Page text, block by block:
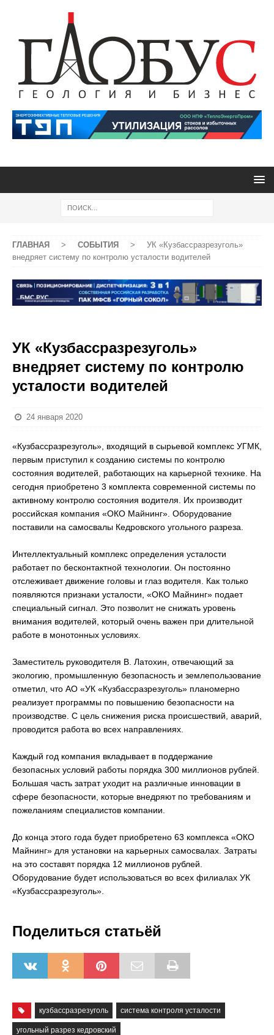
ГЛАВНАЯ > СОБЫТИЯ >
УК «Кузбассразрезуголь»
внедряет систему по контролю усталости водителей
УК «Кузбассразрезуголь»
внедряет систему по контролю
усталости водителей
24 января 2020
«Кузбассразрезуголь», входящий в сырьевой комплекс УГМК,
первым приступил к созданию системы по контролю
состояния водителей, работающих на карьерной технике. На
сегодня приобретено 3 комплекта современной системы по
активному контролю состояния водителя. Их производит
российская компания «ОКО Майнинг». Оборудование
поставили на самосвалы Кедровского угольного разреза.
Интеллектуальный комплекс определения усталости
работает по бесконтактной технологии. Он постоянно
отслеживает движение головы и глаз водителя. Как только
появляются признаки усталости, «ОКО Майнинг» подает
специальный сигнал. Это позволит не снижать уровень
внимания водителей, который очень важен при длительной
работе в монотонных условиях.
Заместитель руководителя В. Латохин, отвечающий за
экологию, промышленную безопасность и землепользование
отметил, что АО «УК «Кузбассразрезуголь» планомерно
реализует программы по повышению безопасности на
производстве. С цель снижения риска происшествий, аварий,
проводится работа во всех направлениях.
Каждый год компания вкладывает в поддержание
безопасных условий работы порядка 300 миллионов рублей.
Большая часть затрат уходит на различные инновации в
сфере безопасности, которые внедряют по требованиям и
пожеланиям специалистов компании.
До конца этого года будет приобретено 63 комплекса «ОКО
Майнинг» для установки на карьерных самосвалах. Затраты
на это составят порядка 12 миллионов рублей.
Оборудование будет использоваться во всех филиалах УК
«Кузбассразрезуголь».
Поделиться статьёй
кузбассразрезуголь система контроля усталости
угольный разрез кедровский